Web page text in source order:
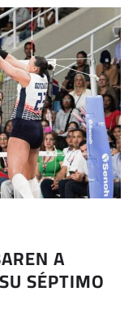
A
SÉPTIMO